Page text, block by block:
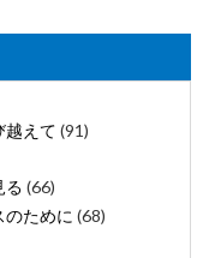
えて (91)
る (66)
ために (68)